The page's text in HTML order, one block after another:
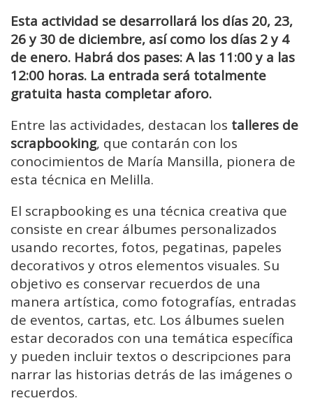
Esta actividad se desarrollará los días 20, 23,
26 y 30 de diciembre, así como los días 2 y 4
de enero. Habrá dos pases: A las 11:00 y a las
12:00 horas. La entrada será totalmente
gratuita hasta completar aforo.
Entre las actividades, destacan los talleres de
scrapbooking, que contarán con los
conocimientos de María Mansilla, pionera de
esta técnica en Melilla.
El scrapbooking es una técnica creativa que
consiste en crear álbumes personalizados
usando recortes, fotos, pegatinas, papeles
decorativos y otros elementos visuales. Su
objetivo es conservar recuerdos de una
manera artística, como fotografías, entradas
de eventos, cartas, etc. Los álbumes suelen
estar decorados con una temática específica
y pueden incluir textos o descripciones para
narrar las historias detrás de las imágenes o
recuerdos.